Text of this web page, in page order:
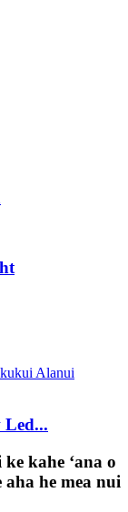
Led...
kahe ʻana o
he mea nui